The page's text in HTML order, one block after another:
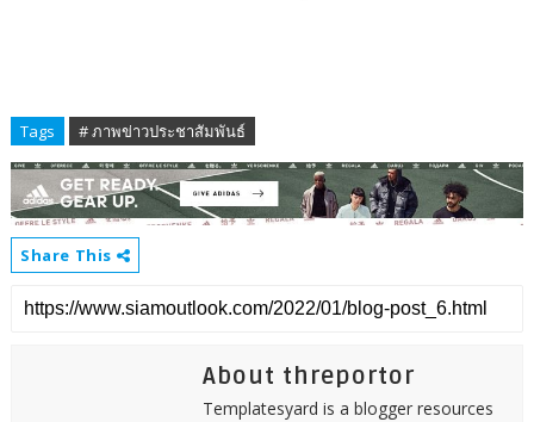
Tags # ภาพข่าวประชาสัมพันธ์
Share This
About threportor
Templatesyard is a blogger resources